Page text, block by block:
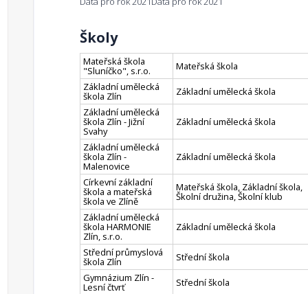
Školy
Mateřská škola
"Sluníčko", s.r.o.
Mateřská škola
Základní umělecká
škola Zlín
Základní umělecká škola
Základní umělecká
škola Zlín - Jižní
Svahy
Základní umělecká škola
Základní umělecká
škola Zlín -
Malenovice
Základní umělecká škola
Církevní základní
škola a mateřská
škola ve Zlíně
Mateřská škola, Základní škola,
Školní družina, Školní klub
Základní umělecká
škola HARMONIE
Zlín, s.r.o.
Základní umělecká škola
Střední průmyslová
škola Zlín
Střední škola
Gymnázium Zlín -
Lesní čtvrť
Střední škola